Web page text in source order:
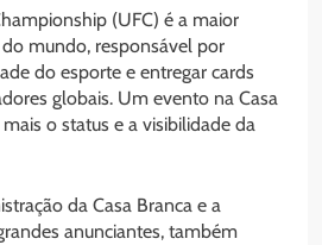
(UFC) é a maior
mundo, responsável por
do esporte e entregar cards
globais. Um evento na Casa
o status e a visibilidade da
da Casa Branca e a
anunciantes, também